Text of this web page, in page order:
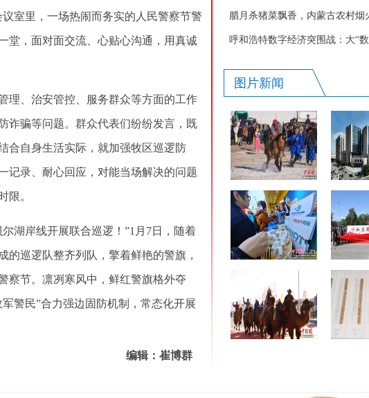
室里，一场热闹而务实的人民警察节警
堂，面对面交流、心贴心沟通，用真诚
、治安管控、服务群众等方面的工作
诈骗等问题。群众代表们纷纷发言，既
合自身生活实际，就加强牧区巡逻防
记录、耐心回应，对能当场解决的问题
限。
岸线开展联合巡逻！”1月7日，随着
巡逻队整齐列队，擎着鲜艳的警旗，
察节。凛冽寒风中，鲜红警旗格外夺
警民”合力强边固防机制，常态化开展
编辑：崔博群
兰”托起振兴路
腊月杀猪菜飘香，内蒙古农村烟
呼和浩特数字经济突围战：大“
图片新闻